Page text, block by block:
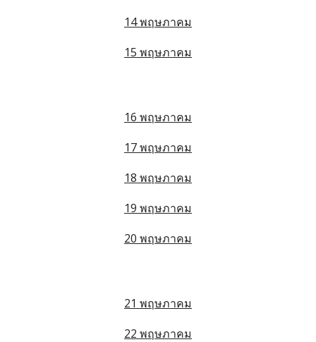
14 พฤษภาคม
15 พฤษภาคม
16 พฤษภาคม
17 พฤษภาคม
18 พฤษภาคม
19 พฤษภาคม
20 พฤษภาคม
21 พฤษภาคม
22 พฤษภาคม